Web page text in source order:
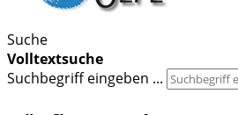
Suche
Volltextsuche
Suchbegriff eingeben ...